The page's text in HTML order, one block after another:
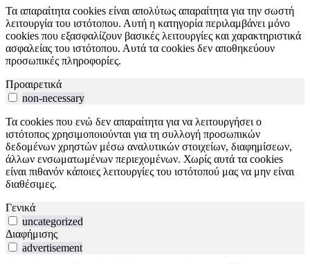
Τα απαραίτητα cookies είναι απολύτως απαραίτητα για την σωστή
λειτουργία του ιστότοπου. Αυτή η κατηγορία περιλαμβάνει μόνο
cookies που εξασφαλίζουν βασικές λειτουργίες και χαρακτηριστικά
ασφαλείας του ιστότοπου. Αυτά τα cookies δεν αποθηκεύουν
προσωπικές πληροφορίες.
Προαιρετικά
non-necessary
Τα cookies που ενώ δεν απαραίτητα για να λειτουργήσει ο
ιστότοπος χρησιμοποιούνται για τη συλλογή προσωπικών
δεδομένων χρηστών μέσω αναλυτικών στοιχείων, διαφημίσεων,
άλλων ενσωματωμένων περιεχομένων. Χωρίς αυτά τα cookies
είναι πιθανόν κάποιες λειτουργίες του ιστότοπού μας να μην είναι
διαθέσιμες.
Γενικά
uncategorized
Διαφήμισης
advertisement